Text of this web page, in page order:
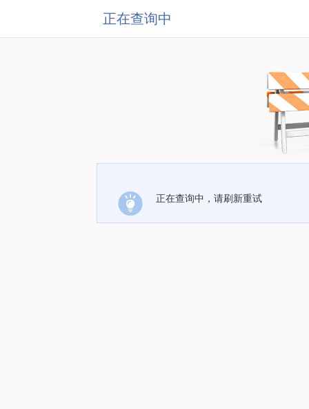
正在查询中
正在查询中，请刷新重试